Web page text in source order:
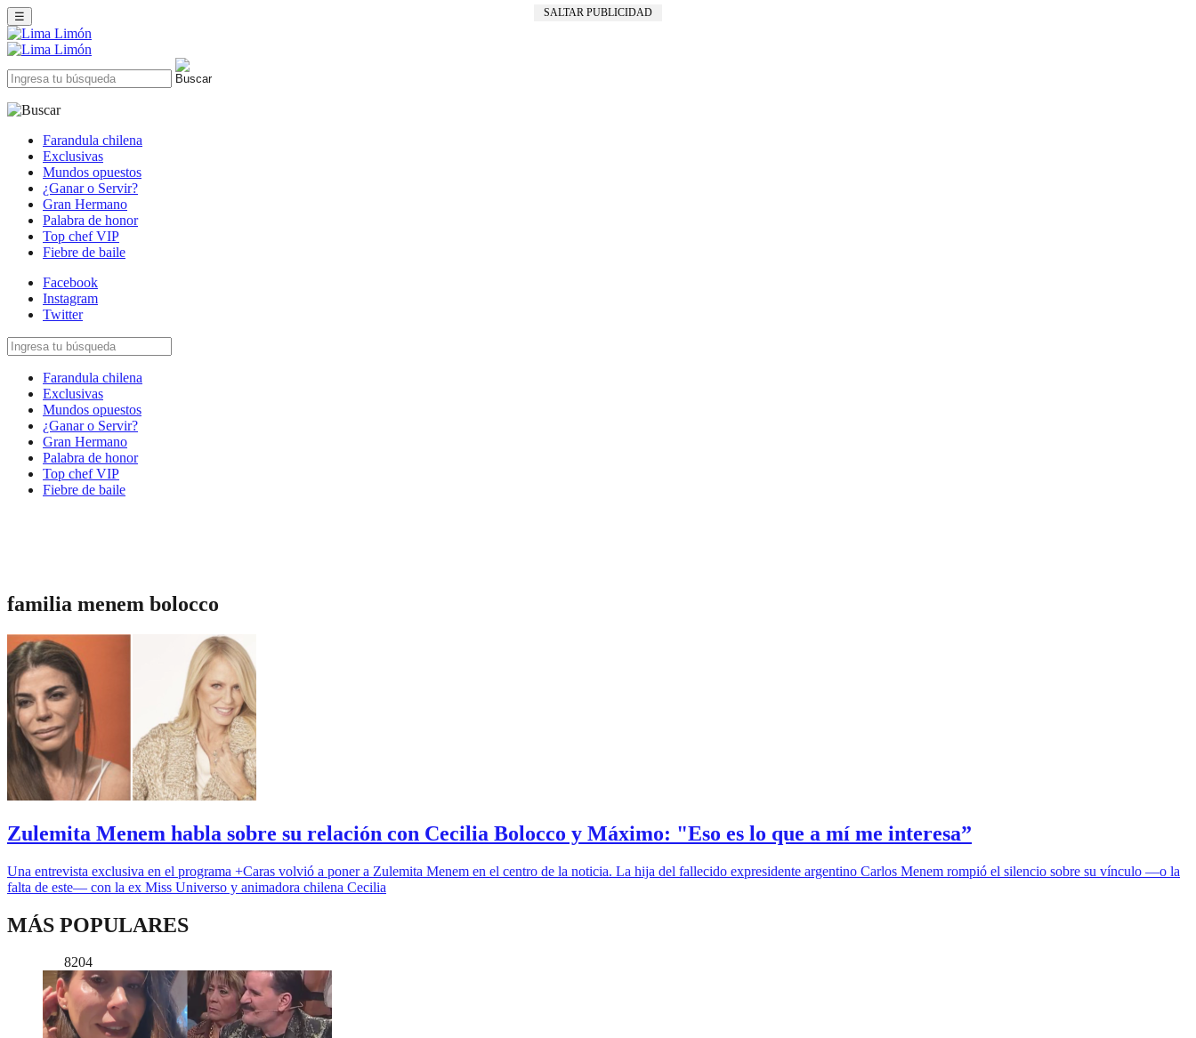
SALTAR PUBLICIDAD
☰
Farandula chilena
Exclusivas
Mundos opuestos
¿Ganar o Servir?
Gran Hermano
Palabra de honor
Top chef VIP
Fiebre de baile
Facebook
Instagram
Twitter
Farandula chilena
Exclusivas
Mundos opuestos
¿Ganar o Servir?
Gran Hermano
Palabra de honor
Top chef VIP
Fiebre de baile
familia menem bolocco
Zulemita Menem habla sobre su relación con Cecilia Bolocco y Máximo: "Eso es lo que a mí me interesa”
Una entrevista exclusiva en el programa +Caras volvió a poner a Zulemita Menem en el centro de la noticia. La hija del fallecido expresidente argentino Carlos Menem rompió el silencio sobre su vínculo —o la
falta de este— con la ex Miss Universo y animadora chilena Cecilia
MÁS POPULARES
8204